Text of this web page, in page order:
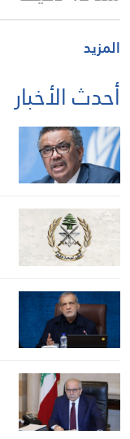
المزيد
أحدث الأخبار